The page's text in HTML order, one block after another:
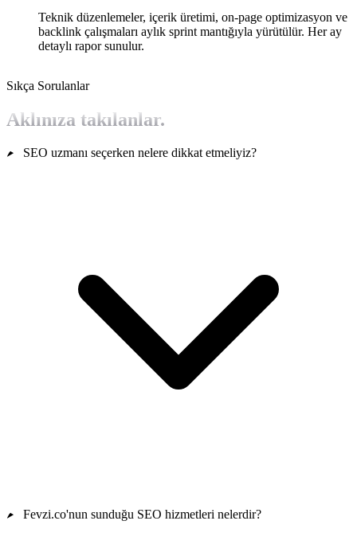
Teknik düzenlemeler, içerik üretimi, on-page optimizasyon ve
backlink çalışmaları aylık sprint mantığıyla yürütülür. Her ay
detaylı rapor sunulur.
Sıkça Sorulanlar
Aklınıza takılanlar.
SEO uzmanı seçerken nelere dikkat etmeliyiz?
Fevzi.co'nun sunduğu SEO hizmetleri nelerdir?